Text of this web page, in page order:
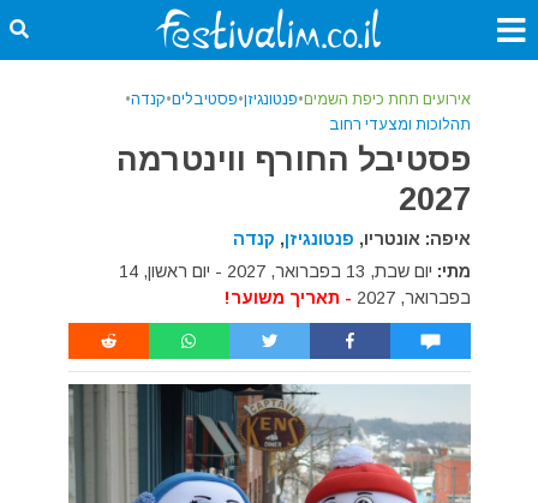
אירועים תחת כיפת השמים•פנטונגיזן•פסטיבלים•קנדה•
תהלוכות ומצעדי רחוב
פסטיבל החורף ווינטרמה
2027
איפה: אונטריו, פנטונגיזן, קנדה
מתי:
יום שבת, 13 בפברואר, 2027 - יום ראשון, 14
בפברואר, 2027
- תאריך משוער!